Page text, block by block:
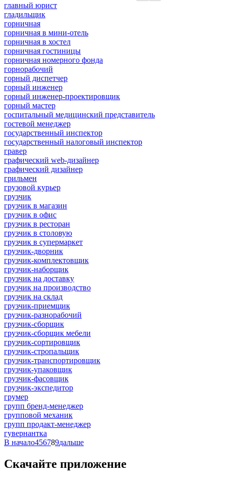
главный юрист
гладильщик
горничная
горничная в мини-отель
горничная в хостел
горничная гостиницы
горничная номерного фонда
горнорабочий
горный диспетчер
горный инженер
горный инженер-проектировщик
горный мастер
госпитальный медицинский представитель
гостевой менеджер
государственный инспектор
государственный налоговый инспектор
гравер
графический web-дизайнер
графический дизайнер
грильмен
грузовой курьер
грузчик
грузчик в магазин
грузчик в офис
грузчик в ресторан
грузчик в столовую
грузчик в супермаркет
грузчик-дворник
грузчик-комплектовщик
грузчик-наборщик
грузчик на доставку
грузчик на производство
грузчик на склад
грузчик-приемщик
грузчик-разнорабочий
грузчик-сборщик
грузчик-сборщик мебели
грузчик-сортировщик
грузчик-стропальщик
грузчик-транспортировщик
грузчик-упаковщик
грузчик-фасовщик
грузчик-экспедитор
грумер
групп бренд-менеджер
групповой механик
групп продакт-менеджер
гувернантка
В начало456789дальше
Скачайте приложение